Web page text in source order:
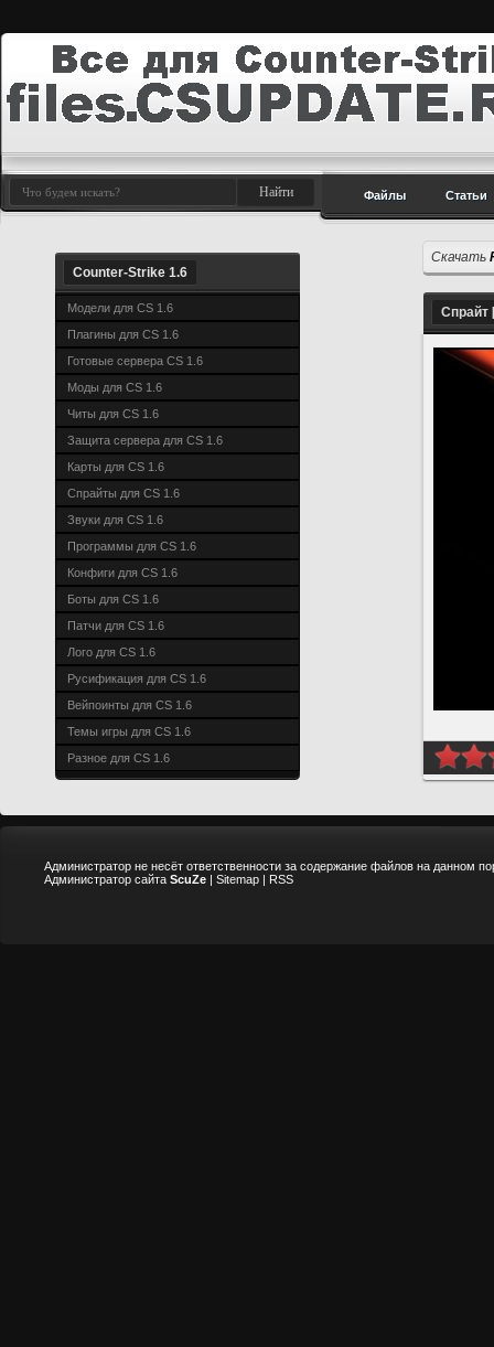
Файлы Статьи
Counter-Strike 1.6
Модели для CS 1.6
Плагины для CS 1.6
Готовые сервера CS 1.6
Моды для CS 1.6
Читы для CS 1.6
Защита сервера для CS 1.6
Карты для CS 1.6
Спрайты для CS 1.6
Звуки для CS 1.6
Программы для CS 1.6
Конфиги для CS 1.6
Боты для CS 1.6
Патчи для CS 1.6
Лого для CS 1.6
Русификация для CS 1.6
Вейпоинты для CS 1.6
Темы игры для CS 1.6
Разное для CS 1.6
Скачать
Спрайт
Администратор не несёт ответственности за содержание файлов на данном
Администратор сайта ScuZe | Sitemap | RSS